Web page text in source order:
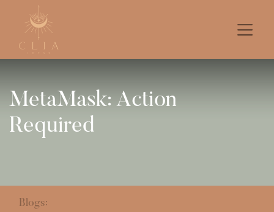
MetaMask: Action
Required
Blogs: